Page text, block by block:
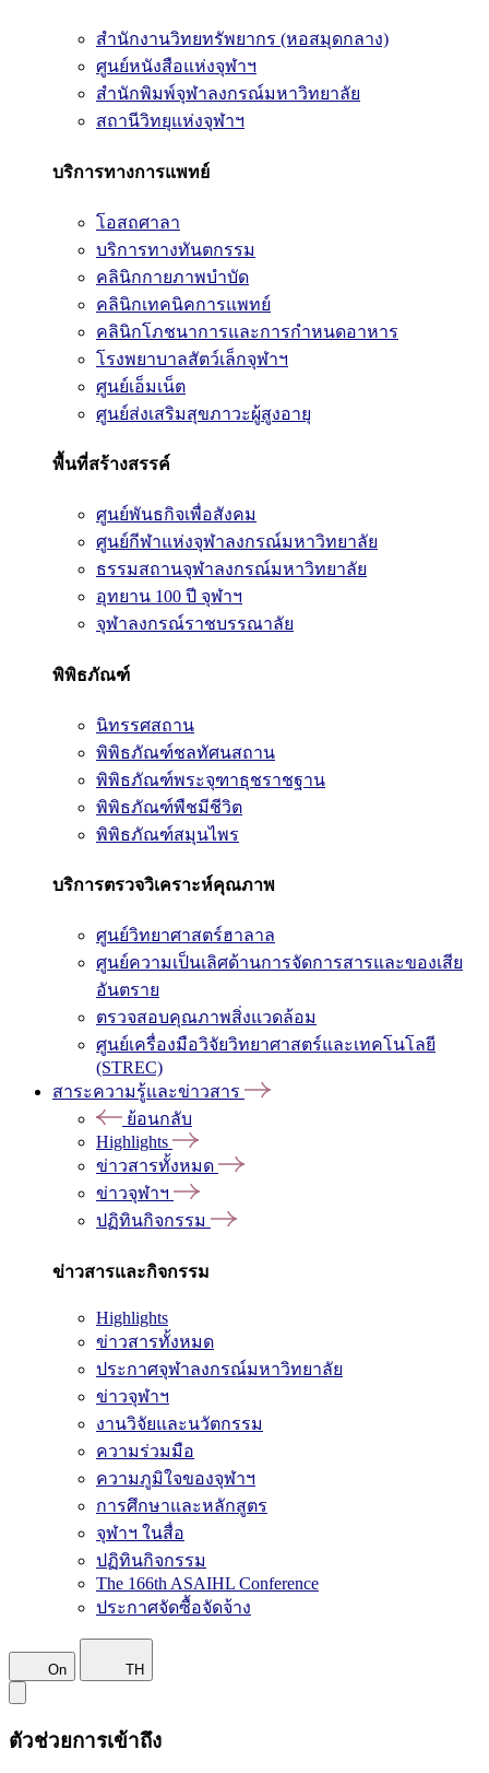
สำนักงานวิทยทรัพยากร (หอสมุดกลาง)
ศูนย์หนังสือแห่งจุฬาฯ
สำนักพิมพ์จุฬาลงกรณ์มหาวิทยาลัย
สถานีวิทยุแห่งจุฬาฯ
บริการทางการแพทย์
โอสถศาลา
บริการทางทันตกรรม
คลินิกกายภาพบำบัด
คลินิกเทคนิคการแพทย์
คลินิกโภชนาการและการกำหนดอาหาร
โรงพยาบาลสัตว์เล็กจุฬาฯ
ศูนย์เอ็มเน็ต
ศูนย์ส่งเสริมสุขภาวะผู้สูงอายุ
พื้นที่สร้างสรรค์
ศูนย์พันธกิจเพื่อสังคม
ศูนย์กีฬาแห่งจุฬาลงกรณ์มหาวิทยาลัย
ธรรมสถานจุฬาลงกรณ์มหาวิทยาลัย
อุทยาน 100 ปี จุฬาฯ
จุฬาลงกรณ์ราชบรรณาลัย
พิพิธภัณฑ์
นิทรรศสถาน
พิพิธภัณฑ์ชลทัศนสถาน
พิพิธภัณฑ์พระจุฑาธุชราชฐาน
พิพิธภัณฑ์พืชมีชีวิต
พิพิธภัณฑ์สมุนไพร
บริการตรวจวิเคราะห์คุณภาพ
ศูนย์วิทยาศาสตร์ฮาลาล
ศูนย์ความเป็นเลิศด้านการจัดการสารและของเสีย
อันตราย
ตรวจสอบคุณภาพสิ่งแวดล้อม
ศูนย์เครื่องมือวิจัยวิทยาศาสตร์และเทคโนโลยี
(STREC)
สาระความรู้และข่าวสาร
ย้อนกลับ
Highlights
ข่าวสารทั้งหมด
ข่าวจุฬาฯ
ปฏิทินกิจกรรม
ข่าวสารและกิจกรรม
Highlights
ข่าวสารทั้งหมด
ประกาศจุฬาลงกรณ์มหาวิทยาลัย
ข่าวจุฬาฯ
งานวิจัยและนวัตกรรม
ความร่วมมือ
ความภูมิใจของจุฬาฯ
การศึกษาและหลักสูตร
จุฬาฯ ในสื่อ
ปฏิทินกิจกรรม
The 166th ASAIHL Conference
ประกาศจัดซื้อจัดจ้าง
On TH
ตัวช่วยการเข้าถึง